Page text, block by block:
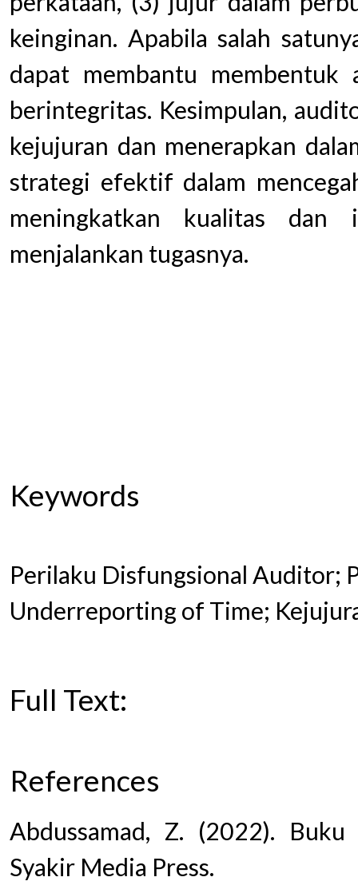
keinginan. Apabila salah
dapat membantu
berintegritas. Kesimpulan,
kejujuran dan menerapkan
strategi efektif dalam
meningkatkan kualitas dan
menjalankan tugasnya.
Keywords
Perilaku Disfungsional Auditor;
Underreporting of Time;
Full Text:
References
Abdussamad, Z. (2022).
Syakir Media Press.